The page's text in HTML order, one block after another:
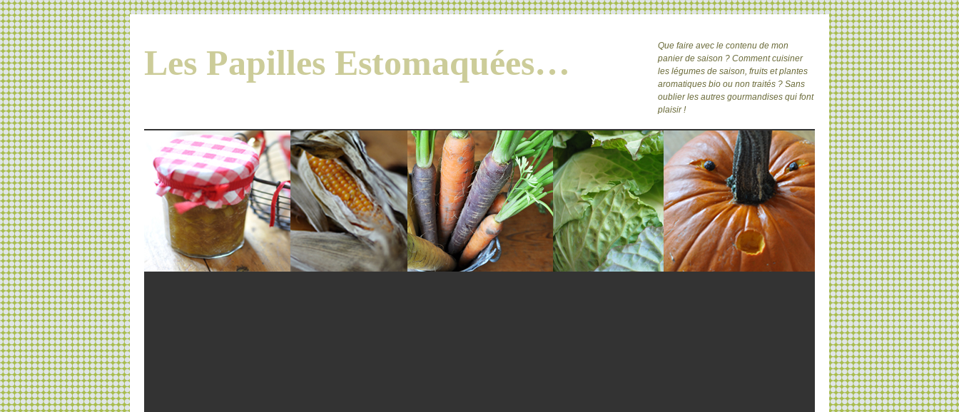
Les Papilles Estomaquées…
Que faire avec le contenu de mon
panier de saison ? Comment cuisiner
les légumes de saison, fruits et plantes
aromatiques bio ou non traités ? Sans
oublier les autres gourmandises qui font
plaisir !